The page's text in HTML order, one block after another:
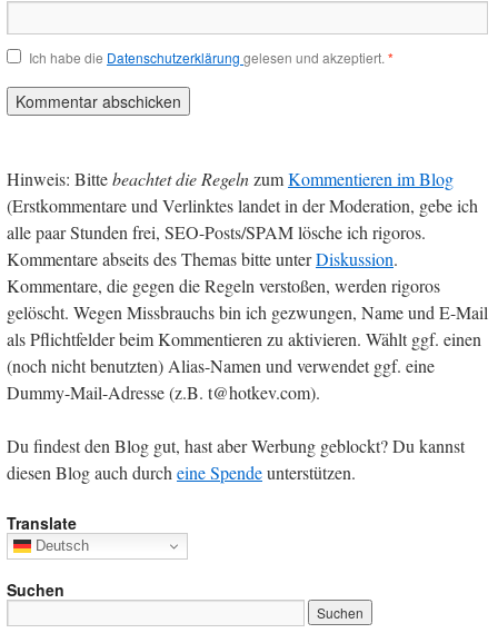
Ich habe die Datenschutzerklärung gelesen und akzeptiert. *
Hinweis: Bittebeachtet die RegelnzumKommentieren im Blog
(Erstkommentare und Verlinktes landet in der Moderation, gebe ich
alle paar Stunden frei, SEO-Posts/SPAM lösche ich rigoros.
Kommentare abseits des Themas bitte unterDiskussion.
Kommentare, die gegen die Regeln verstoßen, werden rigoros
gelöscht. Wegen Missbrauchs bin ich gezwungen, Name und E-Mail
als Pflichtfelder beim Kommentieren zu aktivieren. Wählt ggf. einen
(noch nicht benutzten) Alias-Namen und verwendet ggf. eine
Dummy-Mail-Adresse (z.B. t@hotkev.com).
Du findest den Blog gut, hast aber Werbung geblockt? Du kannst
diesen Blog auch durch eine Spendeunterstützen.
Translate
Deutsch
Suchen